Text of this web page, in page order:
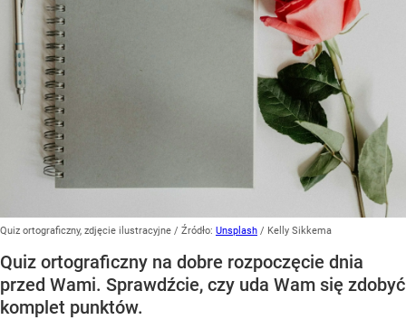
Quiz ortograficzny, zdjęcie ilustracyjne / Źródło: Unsplash / Kelly Sikkema
Quiz ortograficzny na dobre rozpoczęcie dnia
przed Wami. Sprawdźcie, czy uda Wam się zdobyć
komplet punktów.